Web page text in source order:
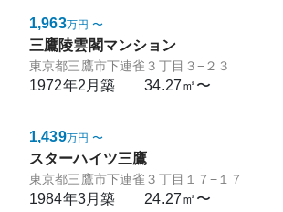
1,963万円 〜
三鷹陵雲閣マンション
東京都三鷹市下連雀３丁目３−２３
1972年2月築 34.27㎡〜
1,439万円 〜
スターハイツ三鷹
東京都三鷹市下連雀３丁目１７−１７
1984年3月築 24.27㎡〜